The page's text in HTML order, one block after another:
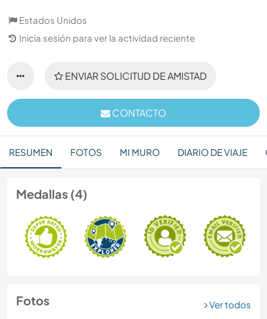
Estados Unidos
Inicia sesión para ver la actividad reciente
ENVIAR SOLICITUD DE AMISTAD
CONTACTO
RESUMEN FOTOS MI MURO DIARIO DE VIAJE
Medallas (4)
Fotos Ver todos